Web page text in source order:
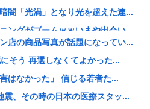
闇「光渦」となり光を超えた速...
ングがブームｗｗいまや出会い...
ォーサバイバルとかいう中国ソ...
タビューを受けてしまうwww
デモない物を公開www
マネー2兆円が転がり込ん...
店の商品写真が話題になってい...
そう 再選しなくてよかった...
はなかった」 信じる若者た...
、その時の日本の医療スタッ...